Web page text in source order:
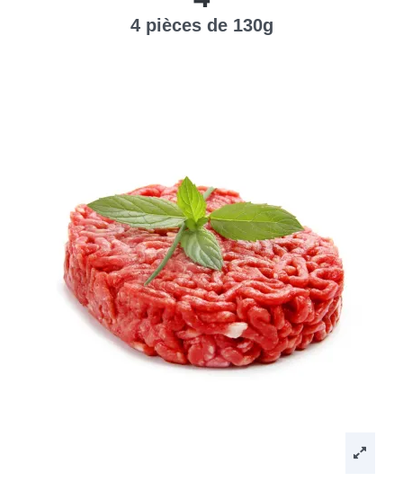
4 pièces de 130g